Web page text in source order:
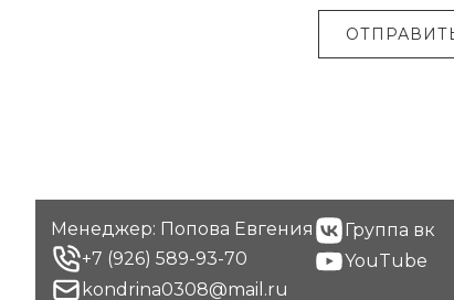
Footer
Менеджер: Попова Евгения
+7 (926) 589-93-70
kondrina0308@mail.ru
Группа вк
YouTube